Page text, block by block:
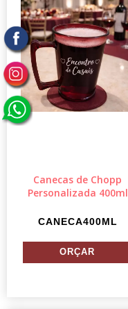
Canecas de Chopp
Personalizada 400ml
CANECA400ML